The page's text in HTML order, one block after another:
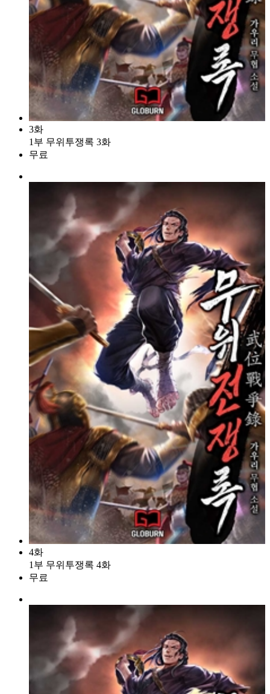
3화
1부 무위투쟁록 3화
무료
4화
1부 무위투쟁록 4화
무료